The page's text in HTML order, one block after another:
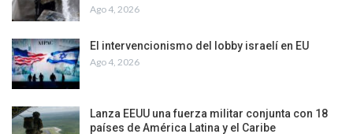
Ago 4, 2026
El intervencionismo del lobby israelí en EU
Ago 4, 2026
Lanza EEUU una fuerza militar conjunta con 18
países de América Latina y el Caribe